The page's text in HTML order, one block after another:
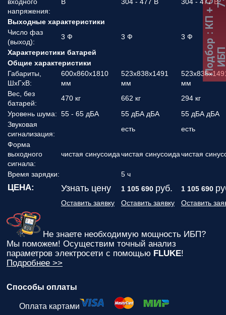
напряжения:
Выходные характеристики
Число фаз
(выход):
3 Ф 3 Ф
3 Ф
Характеристики батарей
Общие характеристики
Габариты,
ШхГхВ:
600х860х1810
мм
523x838x1491
мм
мм
Вес, без
батарей:
470 кг 662 кг
294 кг
Уровень шума: 55 - 65 дБА 55 дБА дБА
55 дБА дБА
Звуковая
сигнализация:
есть
есть
Форма
выходного
сигнала:
чистая синусоидачистая синусоидачистая
Время зарядки: 5 ч
ЦЕНА: Узнать цену 1 105 690 руб. 1 105 690
Оставить заявку Оставить заявку Оставить
Не знаете необходимую мощность ИБП?
Мы поможем! Осуществим точный анализ
параметров электросети с помощью FLUKE!
Подробнее >>
Способы оплаты
Оплата картами
Подбор